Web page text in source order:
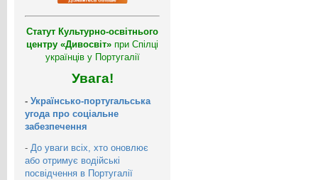
Статут Культурно-освітнього
центру «Дивосвіт» при Спілці
українців у Португалії
Увага!
- Українсько-португальська
угода про соціальне
забезпечення
- До уваги всіх, хто оновлює
або отримує водійські
посвідчення в Португалії